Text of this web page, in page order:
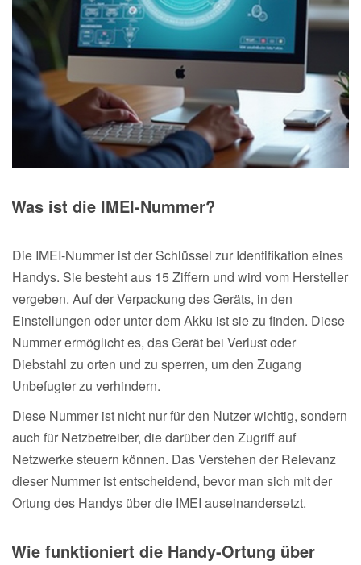
Was ist die IMEI-Nummer?
Die IMEI-Nummer ist der Schlüssel zur Identifikation eines
Handys. Sie besteht aus 15 Ziffern und wird vom Hersteller
vergeben. Auf der Verpackung des Geräts, in den
Einstellungen oder unter dem Akku ist sie zu finden. Diese
Nummer ermöglicht es, das Gerät bei Verlust oder
Diebstahl zu orten und zu sperren, um den Zugang
Unbefugter zu verhindern.
Diese Nummer ist nicht nur für den Nutzer wichtig, sondern
auch für Netzbetreiber, die darüber den Zugriff auf
Netzwerke steuern können. Das Verstehen der Relevanz
dieser Nummer ist entscheidend, bevor man sich mit der
Ortung des Handys über die IMEI auseinandersetzt.
Wie funktioniert die Handy-Ortung über